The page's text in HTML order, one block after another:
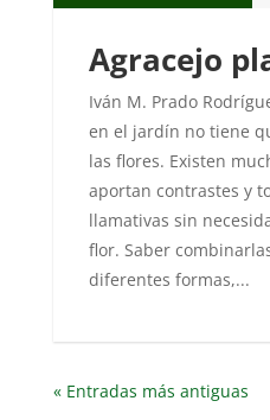
Agracejo
Iván M. Prado
en el jardín no tiene
las flores. Existen
aportan contrastes y
llamativas sin
flor. Saber
diferentes formas,...
« Entradas más antiguas